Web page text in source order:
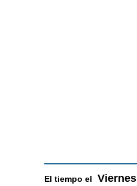
El tiempo el Viernes